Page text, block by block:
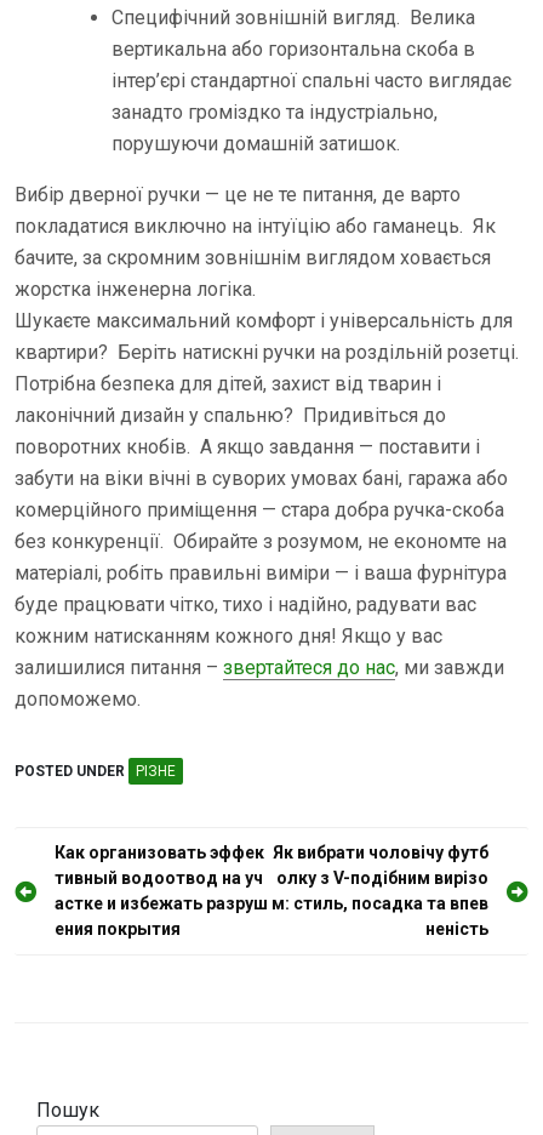
Специфічний зовнішній вигляд. Велика
вертикальна або горизонтальна скоба в
інтер’єрі стандартної спальні часто виглядає
занадто громіздко та індустріально,
порушуючи домашній затишок.
Вибір дверної ручки — це не те питання, де варто
покладатися виключно на інтуїцію або гаманець. Як
бачите, за скромним зовнішнім виглядом ховається
жорстка інженерна логіка.
Шукаєте максимальний комфорт і універсальність для
квартири? Беріть натискні ручки на роздільній розетці.
Потрібна безпека для дітей, захист від тварин і
лаконічний дизайн у спальню? Придивіться до
поворотних кнобів. А якщо завдання — поставити і
забути на віки вічні в суворих умовах бані, гаража або
комерційного приміщення — стара добра ручка-скоба
без конкуренції. Обирайте з розумом, не економте на
матеріалі, робіть правильні виміри — і ваша фурнітура
буде працювати чітко, тихо і надійно, радувати вас
кожним натисканням кожного дня! Якщо у вас
залишилися питання – звертайтеся до нас, ми завжди
допоможемо.
POSTED UNDER РІЗНЕ
а
Как организовать эффек
тивный водоотвод на уч
астке и избежать разруш
ения покрытия
Як вибрати чоловічу футб
олку з V-подібним вирізо
м: стиль, посадка та впев
неність
Пошук